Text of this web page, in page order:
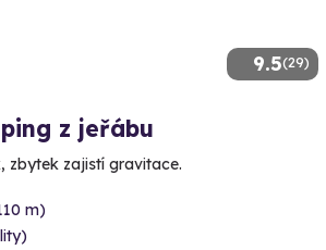
9.5(29)
z jeřábu
zbytek zajistí gravitace.
m)